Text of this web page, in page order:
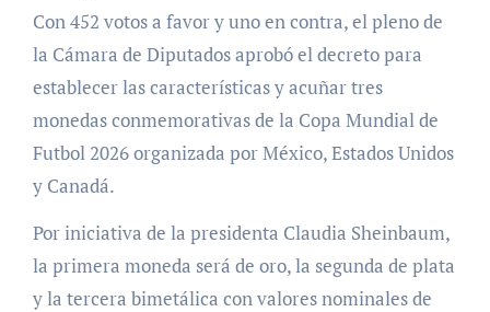
Con 452 votos a favor y uno en contra, el pleno de
la Cámara de Diputados aprobó el decreto para
establecer las características y acuñar tres
monedas conmemorativas de la Copa Mundial de
Futbol 2026 organizada por México, Estados Unidos
y Canadá.
Por iniciativa de la presidenta Claudia Sheinbaum,
la primera moneda será de oro, la segunda de plata
y la tercera bimetálica con valores nominales de